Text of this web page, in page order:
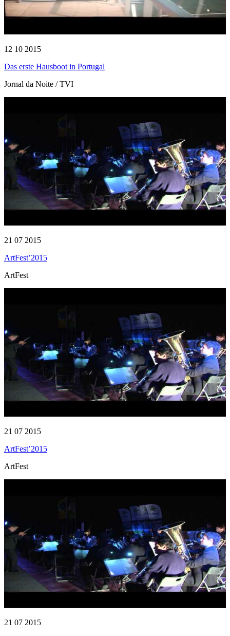
12 10 2015
Das erste Hausboot in Portugal
Jornal da Noite / TVI
21 07 2015
ArtFest’2015
ArtFest
21 07 2015
ArtFest’2015
ArtFest
21 07 2015